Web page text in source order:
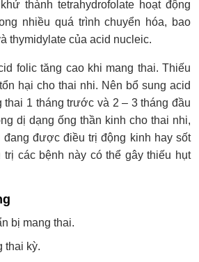
thành tetrahydrofolate hoạt động
nhiều quá trình chuyển hóa, bao
thymidylate của acid nucleic.
folic tăng cao khi mang thai. Thiếu
hại cho thai nhi. Nên bổ sung acid
1 tháng trước và 2 – 3 tháng đầu
dị dạng ống thần kinh cho thai nhi,
được điều trị động kinh hay sốt
trị các bệnh này có thể gây thiếu hụt
bị mang thai.
thai kỳ.